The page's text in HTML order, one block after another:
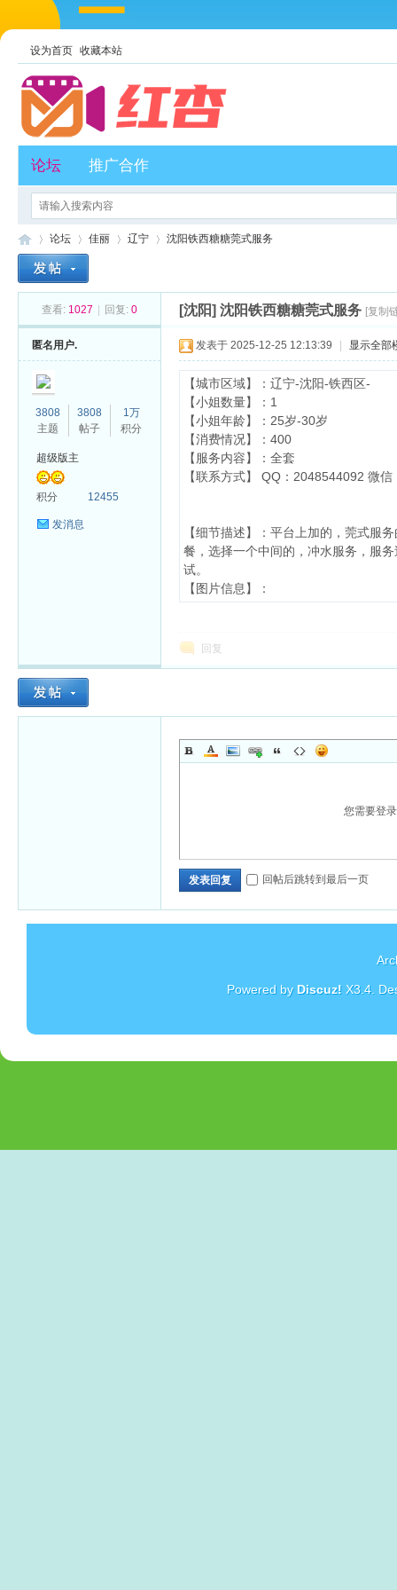
设为首页 收藏本站
论坛 推广合作
论坛
›
佳丽
›
辽宁 沈阳铁西糖糖莞式服务
查看: 1027 回复: 0 [沈阳]沈阳铁西糖糖莞式服务 [复制
匿名用户.
3808
主题
3808
帖子
1万
积分
超级版主
积分 12455
发消息
发表于 2025-12-25 12:13:39 显示全部
【城市区域】：辽宁-沈阳-铁西区-
【小姐数量】：1
【小姐年龄】：25岁-30岁
【消费情况】：400
【服务内容】：全套
【联系方式】 QQ：2048544092 微
【细节描述】：平台上加的，莞式服
餐，选择一个中间的，冲水服务，服
试。
【图片信息】：
回复
您需要登
发表回复 回帖后跳转到最后一页
Powered by Discuz! X3.4.